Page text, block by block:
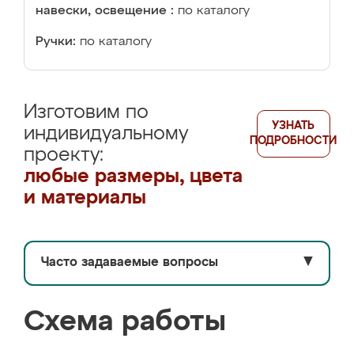
навески, освещение : по каталогу
Ручки: по каталогу
Изготовим по
индивидуальному
проекту:
любые размеры, цвета
и материалы
УЗНАТЬ
ПОДРОБНОСТИ
Часто задаваемые вопросы ▼
Схема работы